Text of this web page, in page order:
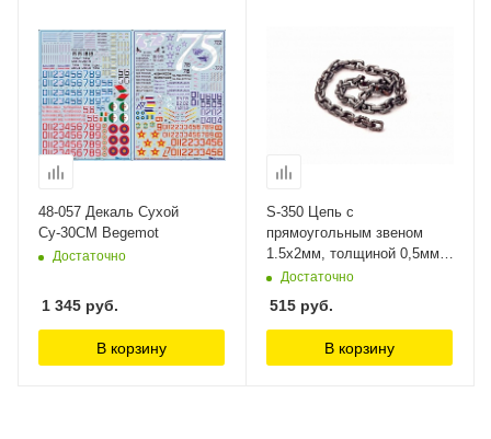
48-057 Декаль Сухой
Су-30СМ Begemot
Достаточно
1 345 руб.
В корзину
S-350 Цепь с
прямоугольным звеном
1.5х2мм, толщиной 0,5мм,
размер M MiniWarPaint
Достаточно
515 руб.
В корзину